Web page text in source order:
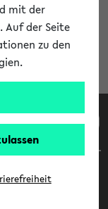
mit der
Auf der Seite
zu den